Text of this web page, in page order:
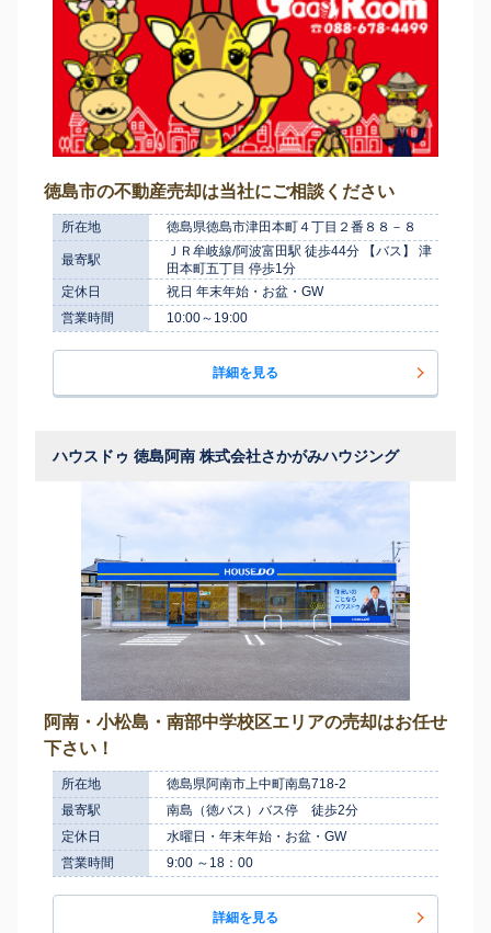
徳島市の不動産売却は当社にご相談ください
所在地 徳島県徳島市津田本町４丁目２番８８－８
最寄駅
ＪＲ牟岐線/阿波富田駅 徒歩44分 【バス】 津
田本町五丁目 停歩1分
定休日
祝日 年末年始・お盆・GW
営業時間
10:00～19:00
詳細を見る
ハウスドゥ 徳島阿南 株式会社さかがみハウジング
阿南・小松島・南部中学校区エリアの売却はお任せ
下さい！
所在地
徳島県阿南市上中町南島718-2
最寄駅
南島（徳バス）バス停 徒歩2分
定休日
水曜日・年末年始・お盆・GW
営業時間
9:00 ～18：00
詳細を見る